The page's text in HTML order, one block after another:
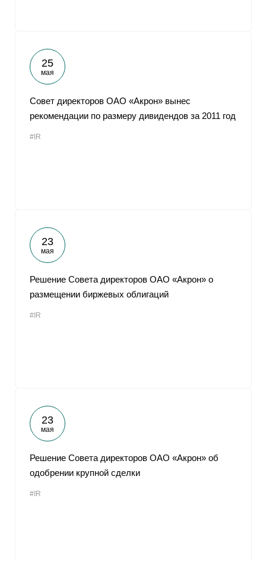
25
мая
Совет директоров ОАО «Акрон» вынес
рекомендации по размеру дивидендов за 2011 год
#IR
23
мая
Решение Совета директоров ОАО «Акрон» о
размещении биржевых облигаций
#IR
23
мая
Решение Совета директоров ОАО «Акрон» об
одобрении крупной сделки
#IR